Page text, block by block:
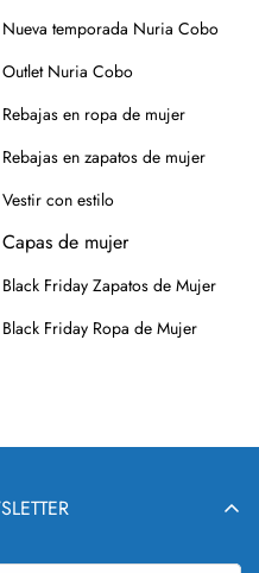
Nueva temporada Nuria Cobo
Outlet Nuria Cobo
Rebajas en ropa de mujer
Rebajas en zapatos de mujer
Vestir con estilo
Capas de mujer
Black Friday Zapatos de Mujer
Black Friday Ropa de Mujer